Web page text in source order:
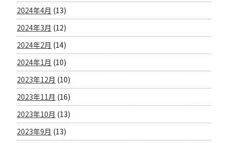
2024年4月 (13)
2024年3月 (12)
2024年2月 (14)
2024年1月 (10)
2023年12月 (10)
2023年11月 (16)
2023年10月 (13)
2023年9月 (13)